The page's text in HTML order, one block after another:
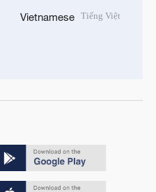
Vietnamese Tiếng Việt